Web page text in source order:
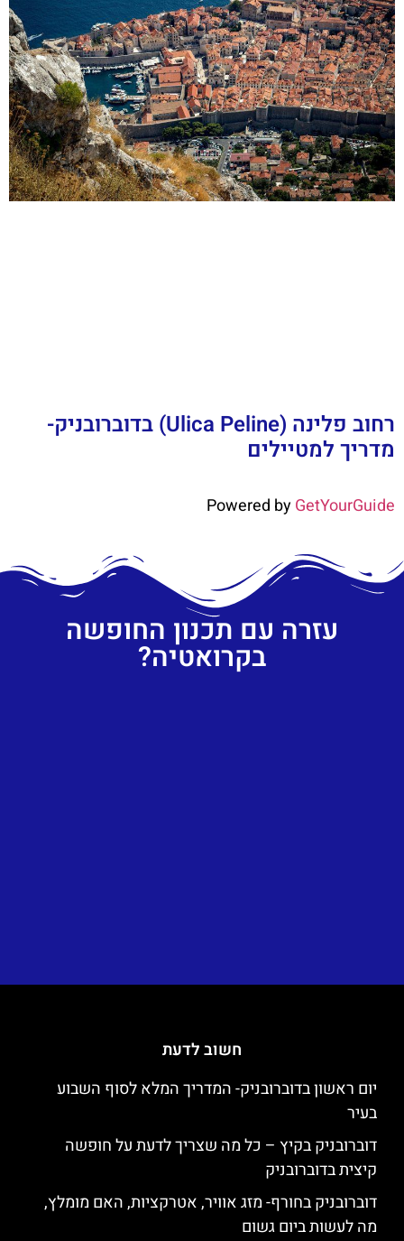
רחוב פלינה (Ulica Peline) בדוברובניק-
מדריך למטיילים
Powered byGetYourGuide
עזרה עם תכנון החופשה
בקרואטיה?
חשוב לדעת
יום ראשון בדוברובניק- המדריך המלא לסוף השבוע
בעיר
דוברובניק בקיץ – כל מה שצריך לדעת על חופשה
קיצית בדוברובניק
דוברובניק בחורף- מזג אוויר, אטרקציות, האם מומלץ,
מה לעשות ביום גשום